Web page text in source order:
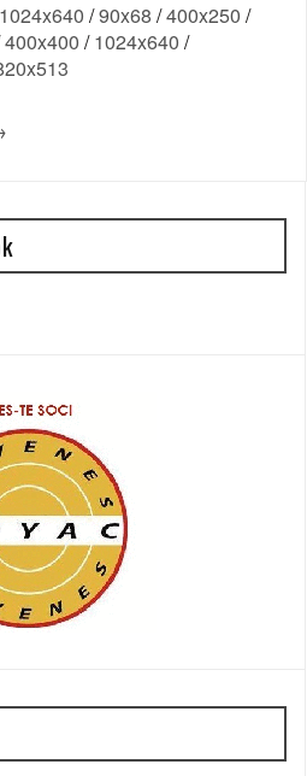
1024x640 /90x68 /400x250 /
400x400 /1024x640 /